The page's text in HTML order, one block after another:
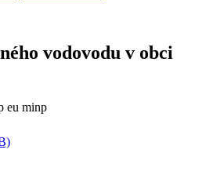
vodovodu v obci